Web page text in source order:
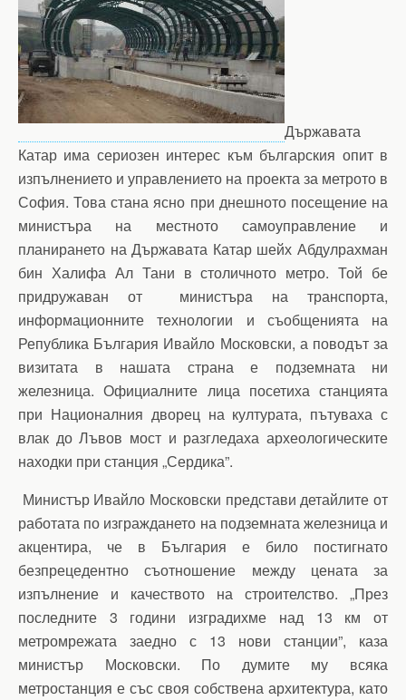
Държавата
Катар има сериозен интерес към българския опит в
изпълнението и управлението на проекта за метрото в
София. Това стана ясно при днешното посещение на
министъра на местното самоуправление и
планирането на Държавата Катар шейх Абдулрахман
бин Халифа Ал Тани в столичното метро. Той бе
придружаван от министърa на транспорта,
информационните технологии и съобщенията на
Република България Ивайло Московски, а поводът за
визитата в нашата страна е подземната ни
железница. Официалните лица посетиха станцията
при Националния дворец на културата, пътуваха с
влак до Лъвов мост и разгледаха археологическите
находки при станция „Сердика”.
Министър Ивайло Московски представи детайлите от
работата по изграждането на подземната железница и
акцентира, че в България е било постигнато
безпрецедентно съотношение между цената за
изпълнение и качеството на строителство. „През
последните 3 години изградихме над 13 км от
метромрежата заедно с 13 нови станции”, каза
министър Московски. По думите му всяка
метростанция е със своя собствена архитектура, като